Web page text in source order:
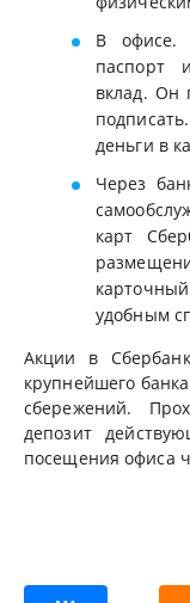
В офисе.
паспорт
вклад. Он
деньги в
Через
карт
удобным
Акции в
крупнейшего
сбережений.
депозит
посещения офиса